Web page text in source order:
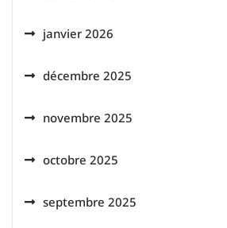
janvier 2026
décembre 2025
novembre 2025
octobre 2025
septembre 2025